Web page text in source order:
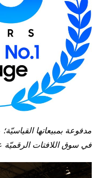
مدفوعة بمبيعاتها القياسيّة؛
في سوق اللافتات